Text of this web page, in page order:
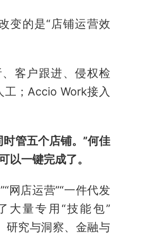
变的是“店铺运营效
客户跟进、侵权检
；Accio Work接入
管五个店铺。”何佳
以一键完成了。
网店运营”“一件代发
大量专用“技能包”
研究与洞察、金融与